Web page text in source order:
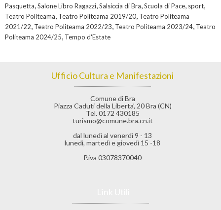
Pasquetta,Salone Libro Ragazzi,Salsiccia di Bra,Scuola di Pace, sport,
Teatro Politeama, Teatro Politeama 2019/20, Teatro Politeama
2021/22, Teatro Politeama 2022/23, Teatro Politeama 2023/24, Teatro
Politeama 2024/25, Tempo d'Estate
Ufficio Cultura e Manifestazioni
Comune di Bra
Piazza Caduti della Liberta’, 20 Bra (CN)
Tel. 0172 430185
turismo@comune.bra.cn.it
dal lunedì al venerdì 9 - 13
lunedì, martedì e giovedì 15 -18
P.iva 03078370040